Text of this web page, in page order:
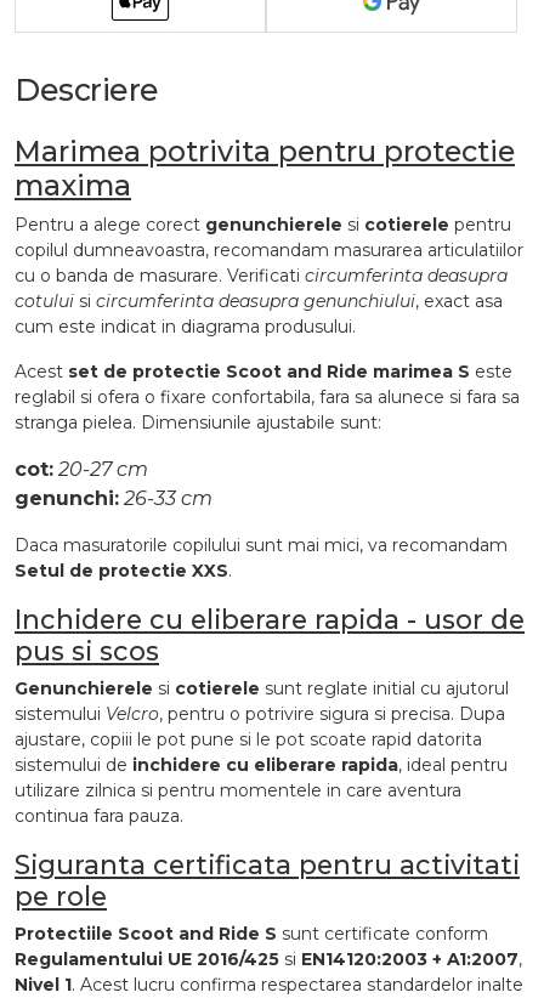
Descriere
Marimea potrivita pentru protectie
maxima
Pentru a alege corect genunchierele si cotierele pentru
copilul dumneavoastra, recomandam masurarea articulatiilor
cu o banda de masurare. Verificati circumferinta deasupra
cotului si circumferinta deasupra genunchiului, exact asa
cum este indicat in diagrama produsului.
Acest set de protectie Scoot and Ride marimea S este
reglabil si ofera o fixare confortabila, fara sa alunece si fara sa
stranga pielea. Dimensiunile ajustabile sunt:
cot: 20-27 cm
genunchi: 26-33 cm
Daca masuratorile copilului sunt mai mici, va recomandam
Setul de protectie XXS.
Inchidere cu eliberare rapida - usor de
pus si scos
Genunchierele si cotierele sunt reglate initial cu ajutorul
sistemului Velcro, pentru o potrivire sigura si precisa. Dupa
ajustare, copiii le pot pune si le pot scoate rapid datorita
sistemului de inchidere cu eliberare rapida, ideal pentru
utilizare zilnica si pentru momentele in care aventura
continua fara pauza.
Siguranta certificata pentru activitati
pe role
Protectiile Scoot and Ride S sunt certificate conform
Regulamentului UE 2016/425 si EN14120:2003 + A1:2007,
Nivel 1. Acest lucru confirma respectarea standardelor inalte